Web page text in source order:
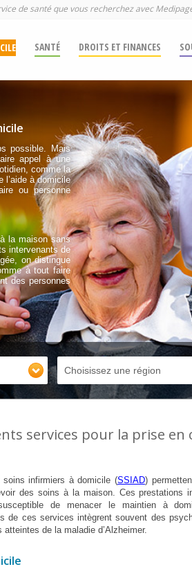
de santé que vous recherchez avec
SANTÉ DROITS ET FINANCES
possible. Mais
appel à une
comme la
l’aide à domicile
ou personne
la maison sans
intervenants de
on distingue
à tout faire
des personnes
Choisissez une région
services pour la prise en
soins infirmiers à domicile (SSIAD)
des soins à la maison. Ces prestations
de menacer le maintien à
de ces services intègrent souvent des
atteintes de la maladie d’Alzheimer.